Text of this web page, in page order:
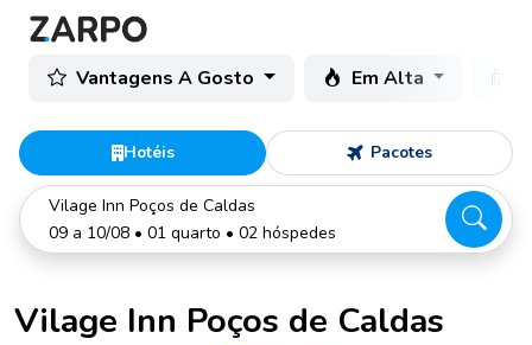
Vantagens A Gosto Em Alta
Hotéis Pacotes
Vilage Inn Poços de Caldas
09 a 10/08 • 01 quarto • 02 hóspedes
Vilage Inn Poços de Caldas